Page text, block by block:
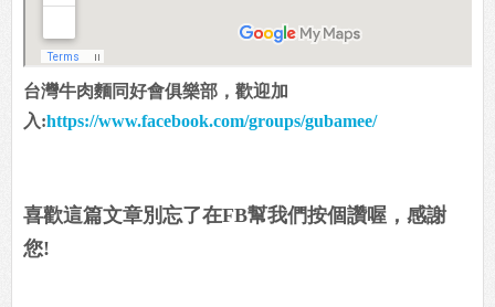
台灣牛肉麵同好會俱樂部，歡迎加
入:https://www.facebook.com/groups/gubamee/
喜歡這篇文章別忘了在FB幫我們按個讚喔，感謝
您!